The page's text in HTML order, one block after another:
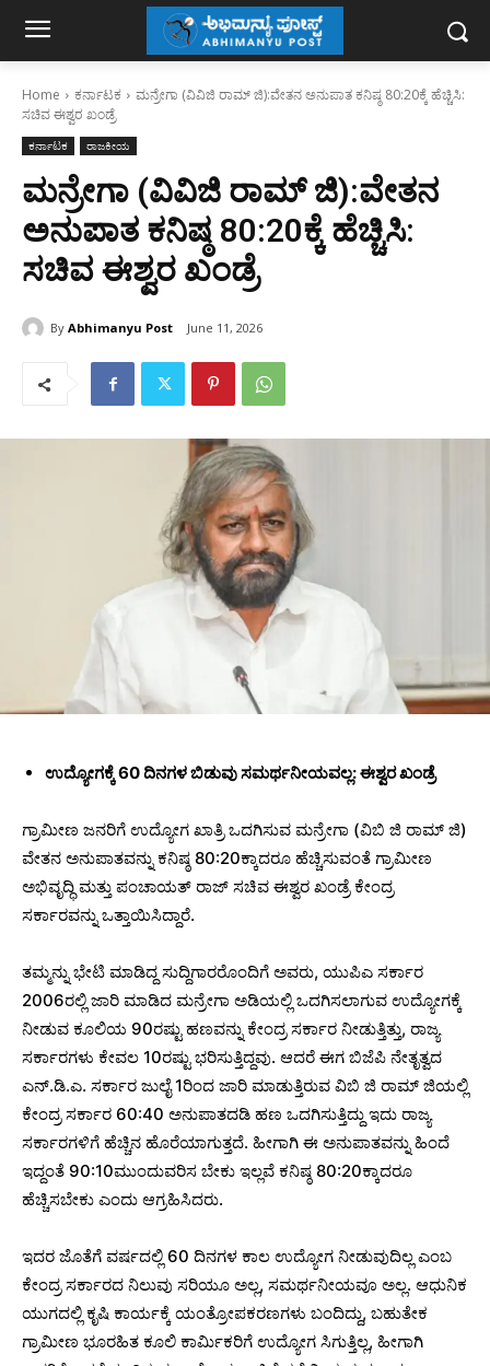
Home ಕರ್ನಾಟಕ
ಮನ್ರೇಗಾ (ವಿವಿಜಿ ರಾಮ್ ಜಿ):ವೇತನ ಅನುಪಾತ ಕನಿಷ್ಠ 80:20ಕ್ಕೆ ಹೆಚ್ಚಿಸಿ:
ಸಚಿವ ಈಶ್ವರ ಖಂಡ್ರೆ
ಕರ್ನಾಟಕ ರಾಜಕೀಯ
ಮನ್ರೇಗಾ (ವಿವಿಜಿ ರಾಮ್ ಜಿ):ವೇತನ
ಅನುಪಾತ ಕನಿಷ್ಠ 80:20ಕ್ಕೆ ಹೆಚ್ಚಿಸಿ:
ಸಚಿವ ಈಶ್ವರ ಖಂಡ್ರೆ
By Abhimanyu Post June 11, 2026
ಉದ್ಯೋಗಕ್ಕೆ 60 ದಿನಗಳ ಬಿಡುವು ಸಮರ್ಥನೀಯವಲ್ಲ: ಈಶ್ವರ ಖಂಡ್ರೆ
ಗ್ರಾಮೀಣ ಜನರಿಗೆ ಉದ್ಯೋಗ ಖಾತ್ರಿ ಒದಗಿಸುವ ಮನ್ರೇಗಾ (ವಿಬಿ ಜಿ ರಾಮ್ ಜಿ)
ವೇತನ ಅನುಪಾತವನ್ನು ಕನಿಷ್ಠ 80:20ಕ್ಕಾದರೂ ಹೆಚ್ಚಿಸುವಂತೆ ಗ್ರಾಮೀಣ
ಅಭಿವೃದ್ಧಿ ಮತ್ತು ಪಂಚಾಯತ್ ರಾಜ್ ಸಚಿವ ಈಶ್ವರ ಖಂಡ್ರೆ ಕೇಂದ್ರ
ಸರ್ಕಾರವನ್ನು ಒತ್ತಾಯಿಸಿದ್ದಾರೆ.
ತಮ್ಮನ್ನು ಭೇಟಿ ಮಾಡಿದ್ದ ಸುದ್ದಿಗಾರರೊಂದಿಗೆ ಅವರು, ಯುಪಿಎ ಸರ್ಕಾರ
2006ರಲ್ಲಿ ಜಾರಿ ಮಾಡಿದ ಮನ್ರೇಗಾ ಅಡಿಯಲ್ಲಿ ಒದಗಿಸಲಾಗುವ ಉದ್ಯೋಗಕ್ಕೆ
ನೀಡುವ ಕೂಲಿಯ 90ರಷ್ಟು ಹಣವನ್ನು ಕೇಂದ್ರ ಸರ್ಕಾರ ನೀಡುತ್ತಿತ್ತು, ರಾಜ್ಯ
ಸರ್ಕಾರಗಳು ಕೇವಲ 10ರಷ್ಟು ಭರಿಸುತ್ತಿದ್ದವು. ಆದರೆ ಈಗ ಬಿಜೆಪಿ ನೇತೃತ್ವದ
ಎನ್.ಡಿ.ಎ. ಸರ್ಕಾರ ಜುಲೈ 1ರಿಂದ ಜಾರಿ ಮಾಡುತ್ತಿರುವ ವಿಬಿ ಜಿ ರಾಮ್ ಜಿಯಲ್ಲಿ
ಕೇಂದ್ರ ಸರ್ಕಾರ 60:40 ಅನುಪಾತದಡಿ ಹಣ ಒದಗಿಸುತ್ತಿದ್ದು ಇದು ರಾಜ್ಯ
ಸರ್ಕಾರಗಳಿಗೆ ಹೆಚ್ಚಿನ ಹೊರೆಯಾಗುತ್ತದೆ. ಹೀಗಾಗಿ ಈ ಅನುಪಾತವನ್ನು ಹಿಂದೆ
ಇದ್ದಂತೆ 90:10ಮುಂದುವರಿಸ ಬೇಕು ಇಲ್ಲವೆ ಕನಿಷ್ಠ 80:20ಕ್ಕಾದರೂ
ಹೆಚ್ಚಿಸಬೇಕು ಎಂದು ಆಗ್ರಹಿಸಿದರು.
ಇದರ ಜೊತೆಗೆ ವರ್ಷದಲ್ಲಿ 60 ದಿನಗಳ ಕಾಲ ಉದ್ಯೋಗ ನೀಡುವುದಿಲ್ಲ ಎಂಬ
ಕೇಂದ್ರ ಸರ್ಕಾರದ ನಿಲುವು ಸರಿಯೂ ಅಲ್ಲ, ಸಮರ್ಥನೀಯವೂ ಅಲ್ಲ. ಆಧುನಿಕ
ಯುಗದಲ್ಲಿ ಕೃಷಿ ಕಾರ್ಯಕ್ಕೆ ಯಂತ್ರೋಪಕರಣಗಳು ಬಂದಿದ್ದು, ಬಹುತೇಕ
ಗ್ರಾಮೀಣ ಭೂರಹಿತ ಕೂಲಿ ಕಾರ್ಮಿಕರಿಗೆ ಉದ್ಯೋಗ ಸಿಗುತ್ತಿಲ್ಲ, ಹೀಗಾಗಿ